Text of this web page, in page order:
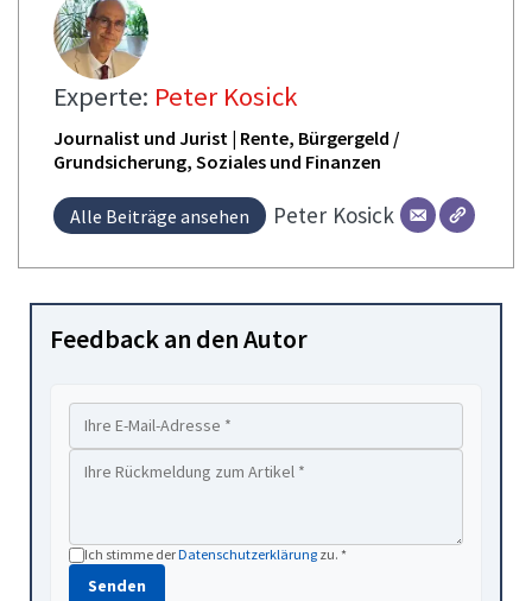
Experte: Peter Kosick
Journalist und Jurist | Rente, Bürgergeld /
Grundsicherung, Soziales und Finanzen
Alle Beiträge ansehen Peter Kosick
Feedback an den Autor
Ich stimme derDatenschutzerklärung zu. *
Senden